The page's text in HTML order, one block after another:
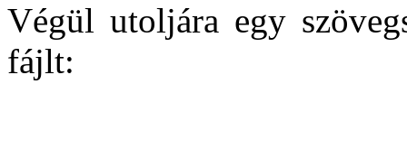
Végül utoljára egy
fájlt: